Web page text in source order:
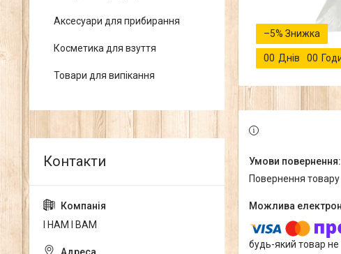
–5%
00 Днів 00
повернення
будь-який товар
Аксесуари для прибирання
Косметика для взуття
Товари для випікання
І НАМ І ВАМ